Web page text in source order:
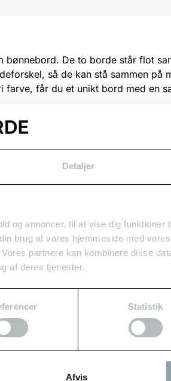
Detaljer
og annoncer, til at vise dig funktioner
brug af vores hjemmeside med
partnere kan kombinere disse
af deres tjenester.
Statistik
Afvis
De to borde står flot
så de kan stå sammen på
får du et unikt bord med en
værksted i København.
onlinecustomiser